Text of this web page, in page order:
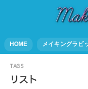
HOME メイキングラビ
リスト